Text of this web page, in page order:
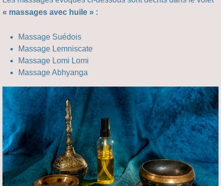
« massages avec huile » :
Massage Suédois
Massage Lemniscate
Massage Lomi Lomi
Massage Abhyanga